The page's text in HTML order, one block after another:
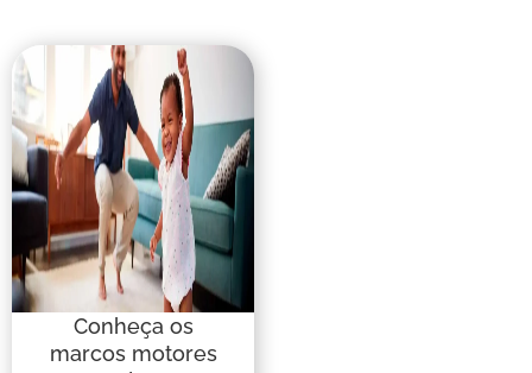
Conheça os
marcos motores